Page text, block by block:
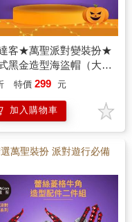
客★萬聖派對變裝扮★
黑金造型海盜帽（大）
特價 299 元
加入購物車
萬聖裝扮 派對遊行必備